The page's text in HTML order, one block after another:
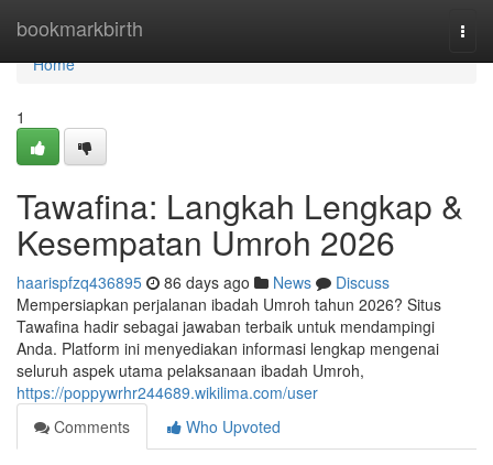
bookmarkbirth
Home
Home
1
Tawafina: Langkah Lengkap &
Kesempatan Umroh 2026
haarispfzq436895 86 days ago News
Discuss
Mempersiapkan perjalanan ibadah Umroh tahun 2026? Situs
Tawafina hadir sebagai jawaban terbaik untuk mendampingi
Anda. Platform ini menyediakan informasi lengkap mengenai
seluruh aspek utama pelaksanaan ibadah Umroh,
https://poppywrhr244689.wikilima.com/user
Comments
Who Upvoted